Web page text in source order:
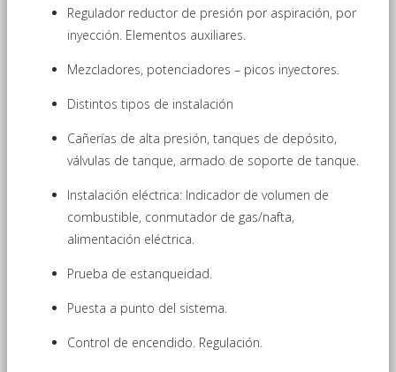
Regulador reductor de presión por aspiración, por
inyección. Elementos auxiliares.
Mezcladores, potenciadores – picos inyectores.
Distintos tipos de instalación
Cañerías de alta presión, tanques de depósito,
válvulas de tanque, armado de soporte de tanque.
Instalación eléctrica: Indicador de volumen de
combustible, conmutador de gas/nafta,
alimentación eléctrica.
Prueba de estanqueidad.
Puesta a punto del sistema.
Control de encendido. Regulación.